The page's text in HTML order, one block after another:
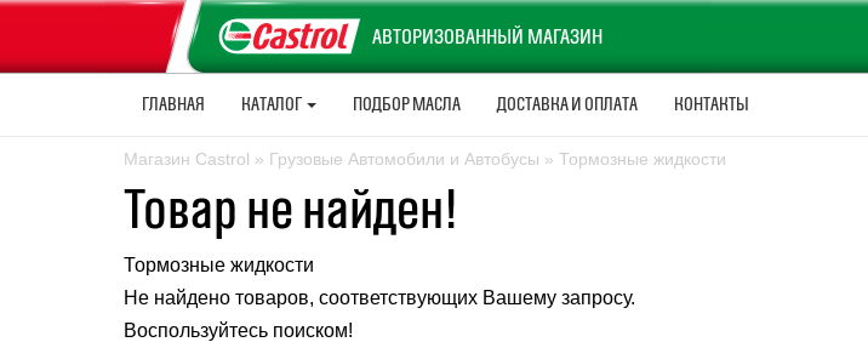
Магазин Castrol » Грузовые Автомобили и Автобусы » Тормозные жидкости
Товар не найден!
Тормозные жидкости
Не найдено товаров, соответствующих Вашему запросу.
Воспользуйтесь поиском!
АВТОРИЗОВАННЫЙ МАГАЗИН
ГЛАВНАЯ КАТАЛОГ ПОДБОР МАСЛА ДОСТАВКА И ОПЛАТА КОНТАКТЫ